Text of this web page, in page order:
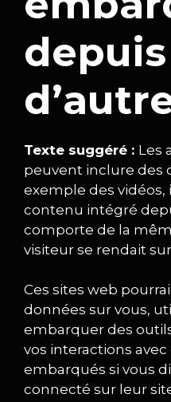
depuis
Texte suggéré : Les
peuvent inclure des
exemple des vidéos,
contenu intégré
comporte de la
visiteur se rendait
Ces sites web
données sur vous,
embarquer des
vos interactions
embarqués si vous
connecté sur leur